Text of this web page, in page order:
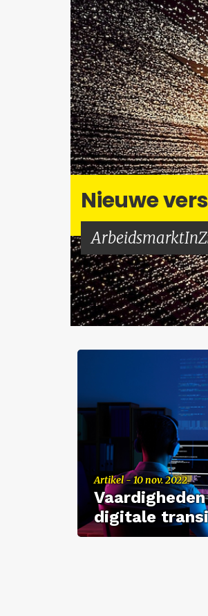
Nieu­we
Ar­ti­kel - 10 nov. 2022
di­gi­ta­le